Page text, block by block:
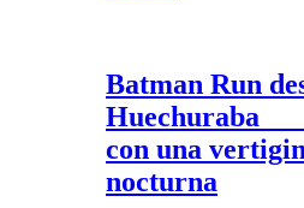
Batman Run
con una
nocturna